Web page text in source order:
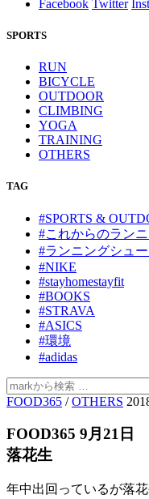
Facebook Twitter
SPORTS
RUN
BICYCLE
OUTDOOR
CLIMBING
YOGA
TRAINING
OTHERS
TAG
#SPORTS &
#これからのラン
#ランニングシュ
#NIKE
#stayhomestayfit
#BOOKS
#STRAVA
#ASICS
#環境
#adidas
FOOD365 /OTHERS
FOOD365 9月21日
落花生
年中出回っているが落